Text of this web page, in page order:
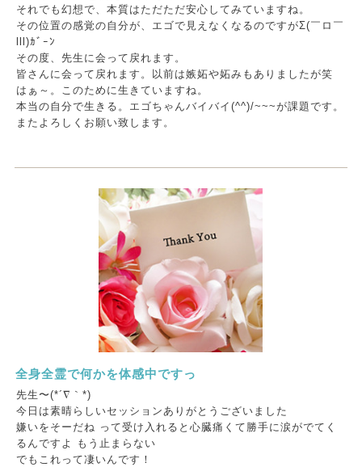
それでも幻想で、本質はただただ安心してみていますね。
その位置の感覚の自分が、エゴで見えなくなるのですがΣ(￣ロ￣
lll)ｶﾞｰﾝ
その度、先生に会って戻れます。
皆さんに会って戻れます。以前は嫉妬や妬みもありましたが笑
はぁ～。このために生きていますね。
本当の自分で生きる。エゴちゃんバイバイ(^^)/~~~が課題です。
またよろしくお願い致します。
全身全霊で何かを体感中ですっ
先生〜(*´∇｀*)
今日は素晴らしいセッションありがとうございました
嫌いをそーだね って受け入れると心臓痛くて勝手に涙がでてく
るんですよ もう止まらない
でもこれって凄いんです！